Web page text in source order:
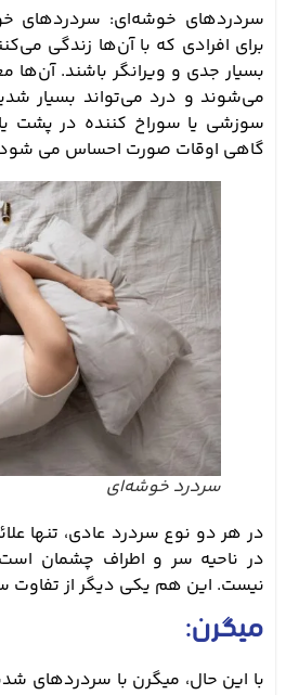
سردردهای خوشه‌ای: سردردهای
برای افرادی که با آن‌ها زندگی
بسیار جدی و ویرانگر باشند. آن‌ها
می‌شوند و درد می‌تواند بسیار شدید
سوزشی یا سوراخ کننده در پشت یا
گاهی اوقات صورت احساس می شود.
سردرد خوشه‌ای
در هر دو نوع سردرد عادی، تنها
در ناحیه سر و اطراف چشمان است.
نیست. این هم یکی دیگر از تفاوت
میگرن:
با این حال، میگرن با سردردهای